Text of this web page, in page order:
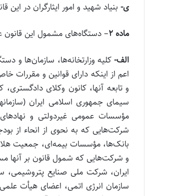
ی‌- بنیاد شهید و امور ایثارگران در
ماده ۲– دستگاه‌های مشمول این قانون
الف‌-کلیه وزارتخانه‌‌‌ها، سازمان‌ها
اعم از اینکه دارای قوانین و مقررات
و تابعه آنها، کانون وکلای
سیمای جمهوری اسلامی ایران
مؤسسات عمومی غیردولتی و
شرکت‌هایی که به نحوی از انحاء از
بانک‌ها، مؤسسات بیمه‌ای، جمعیت
و شرکت‌هایی که شمول قانون بر آنها
ایران، شرکت ملی صنایع پتروشیمی،
سازمان انرژی اتمی، اعضای هیأت